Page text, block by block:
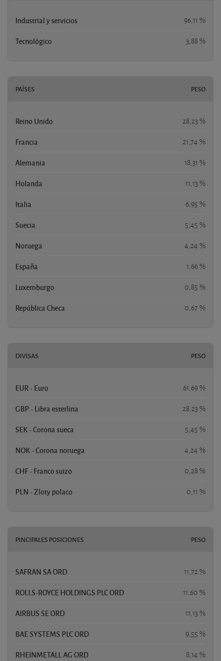
Industrial y servicios 96,11 %
Tecnológico 3,88 %
PAÍSES PESO
Reino Unido 28,23 %
Francia 21,74 %
Alemania 18,31 %
Holanda 11,13 %
Italia 6,95 %
Suecia 5,45 %
Noruega 4,24 %
España 1,66 %
Luxemburgo 0,85 %
República Checa 0,67 %
DIVISAS PESO
EUR - Euro 61,69 %
GBP - Libra esterlina 28,23 %
SEK - Corona sueca 5,45 %
NOK - Corona noruega 4,24 %
CHF - Franco suizo 0,28 %
PLN - Zloty polaco 0,11 %
PINCIPALES POSICIONES PESO
SAFRAN SA ORD 11,72 %
ROLLS-ROYCE HOLDINGS PLC ORD 11,60 %
AIRBUS SE ORD 11,13 %
BAE SYSTEMS PLC ORD 9,55 %
RHEINMETALL AG ORD 8,14 %